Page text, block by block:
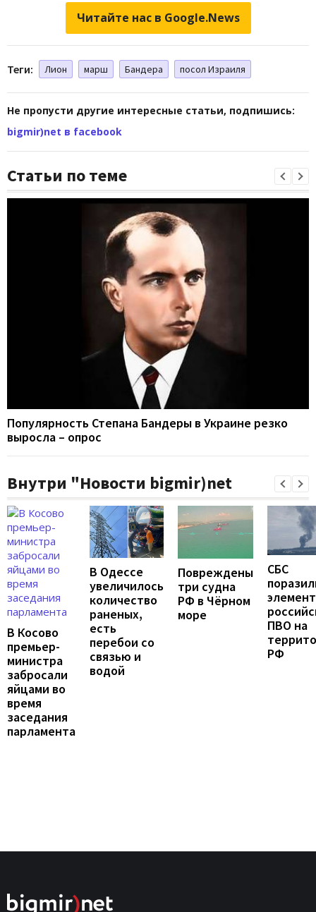
Читайте нас в Google.News
Теги: Лион марш Бандера посол Израиля
Не пропусти другие интересные статьи, подпишись:
bigmir)net в facebook
Статьи по теме
Популярность Степана Бандеры в Украине резко
выросла – опрос
Внутри "Новости bigmir)net
В Косово
премьер-
министра
забросали
яйцами во
время
заседания
парламента
В Одессе
увеличилось
количество
раненых,
есть
перебои со
связью и
водой
Повреждены
три судна
РФ в Чёрном
море
СБС
ПВО на
РФ